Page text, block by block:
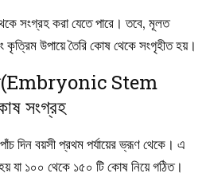
সংগ্রহ করা যেতে পারে। তবে, মূলত
উপায়ে তৈরি কোষ থেকে সংগৃহীত হয়।
Stem
সংগ্রহ
দিন বয়সী প্রথম পর্যায়ের ভ্রূণ থেকে। এ
যা ১০০ থেকে ১৫০ টি কোষ নিয়ে গঠিত।